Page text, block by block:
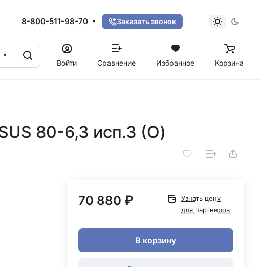
8-800-511-98-70 Заказать звонок
Войти
Сравнение Избранное Корзина
80-6,3 исп.3 (O)
70 880 ₽
Узнать цену
для партнеров
В корзину